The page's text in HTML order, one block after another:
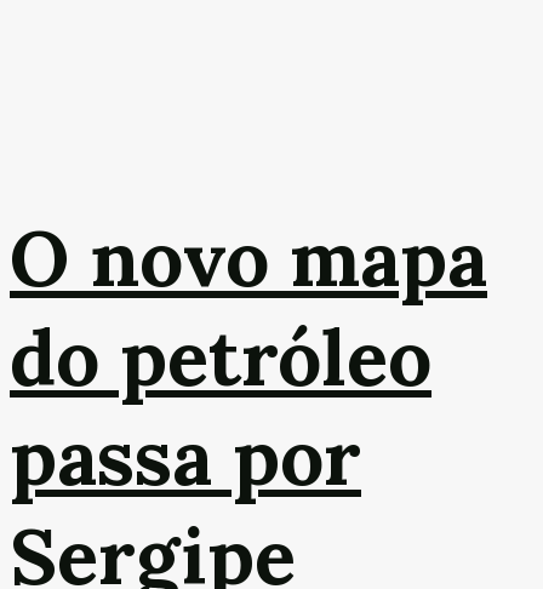
O novo mapa
do petróleo
passa por
Sergipe